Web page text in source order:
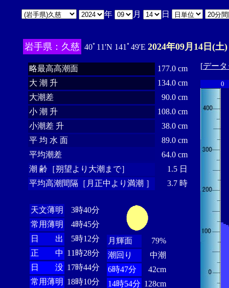
年 月 日
岩手県：久慈 40ﾟ11'N 141ﾟ49'E 2024年09月14日(土)
略最高高潮面
177.0 cm
大 潮 升
134.0 cm
大潮差
90.0 cm
小 潮 升
108.0 cm
小潮差 升
38.0 cm
平 均 水 面
89.0 cm
平均潮差
64.0 cm
潮 齢［朔望より大潮まで］
1.5 日
平均高潮間隔［月正中より満潮 ］
3.7 時
天文薄明
3時40分
常用薄明
4時45分
日 出
5時12分
正 中 11時28分
日 没 17時44分
常用薄明 18時10分
月輝面
79%
潮回り
中潮
6時47分
42cm
14時54分 128cm
[デー
0